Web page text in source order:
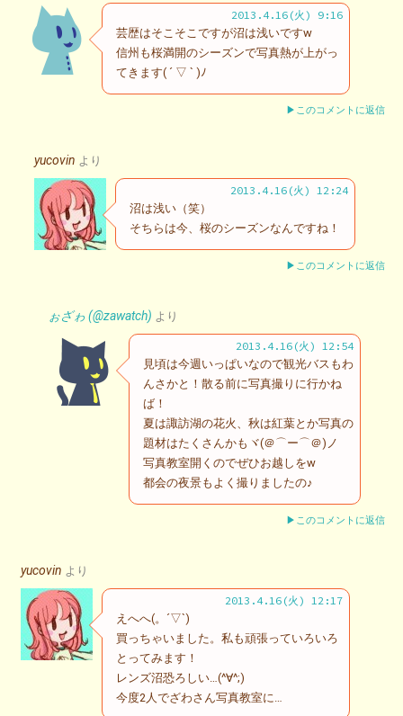
2013.4.16(火) 9:16
芸歴はそこそこですが沼は浅いですw
信州も桜満開のシーズンで写真熱が上がっ
てきます( ´ ▽ ` )ﾉ
▶このコメントに返信
yucovin より
2013.4.16(火) 12:24
沼は浅い（笑）
そちらは今、桜のシーズンなんですね！
▶このコメントに返信
ぉざゎ (@zawatch) より
2013.4.16(火) 12:54
見頃は今週いっぱいなので観光バスもわ
んさかと！散る前に写真撮りに行かね
ば！
夏は諏訪湖の花火、秋は紅葉とか写真の
題材はたくさんかもヾ(＠⌒ー⌒＠)ノ
写真教室開くのでぜひお越しをw
都会の夜景もよく撮りましたの♪
▶このコメントに返信
yucovin より
2013.4.16(火) 12:17
えへへ(。´▽`)
買っちゃいました。私も頑張っていろいろ
とってみます！
レンズ沼恐ろしい…(^∀^;)
今度2人でざわさん写真教室に…